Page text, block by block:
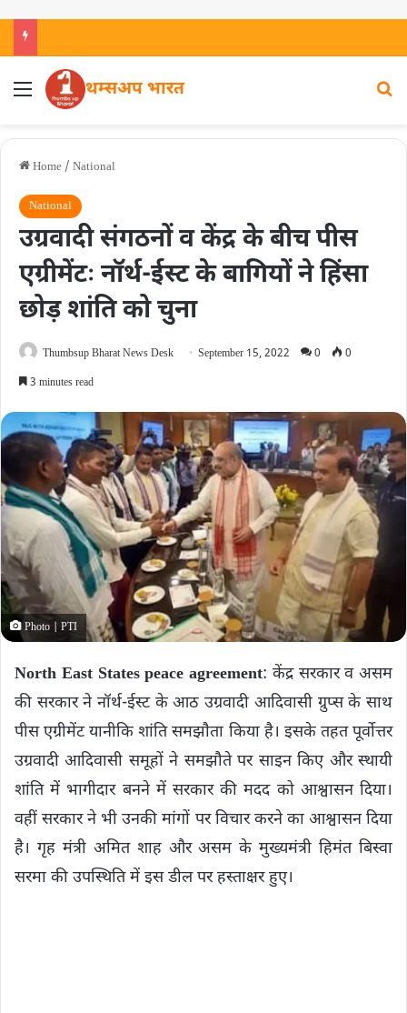
थम्सअप भारत
Home / National
National
उग्रवादी संगठनों व केंद्र के बीच पीस
एग्रीमेंटः नाॅर्थ-ईस्ट के बागियों ने हिंसा
छोड़ शांति को चुना
Thumbsup Bharat News Desk September 15, 2022 0
0
3 minutes read
Photo | PTI
North East States peace agreement: केंद्र सरकार व असम
की सरकार ने नॉर्थ-ईस्ट के आठ उग्रवादी आदिवासी ग्रुप्स के साथ
पीस एग्रीमेंट यानीकि शांति समझाैता किया है। इसके तहत पूर्वोत्तर
उग्रवादी आदिवासी समूहों ने समझौते पर साइन किए और स्थायी
शांति में भागीदार बनने में सरकार की मदद को आश्वासन दिया।
वहीं सरकार ने भी उनकी मांगों पर विचार करने का आश्वासन दिया
है। गृह मंत्री अमित शाह और असम के मुख्यमंत्री हिमंत बिस्वा
सरमा की उपस्थिति में इस डील पर हस्ताक्षर हुए।